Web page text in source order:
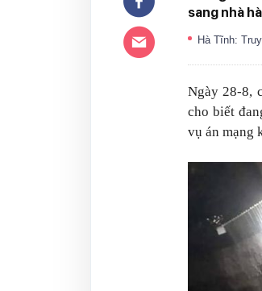
sang nhà
Hà Tĩnh:
Ngày 28-8,
cho biết
vụ án mạng